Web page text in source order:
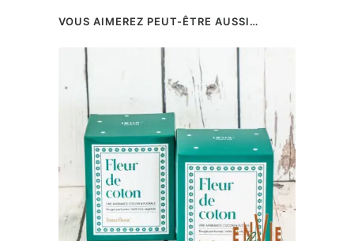
VOUS AIMEREZ PEUT-ÊTRE AUSSI…